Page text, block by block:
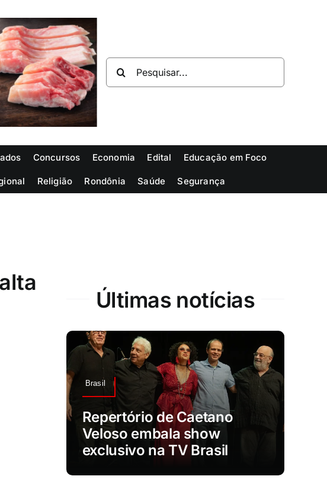
resultados
Concursos Economia Edital Educação em Foco
Religião Rondônia Saúde Segurança
Últimas notícias
Brasil
Repertório de Caetano
Veloso embala show
exclusivo na TV Brasil